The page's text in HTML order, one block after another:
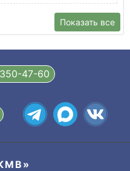
Показать все
47-60